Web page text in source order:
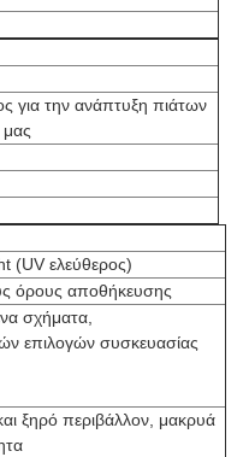
για την ανάπτυξη πιάτων
(UV ελεύθερος)
όρους αποθήκευσης
σχήματα,
επιλογών συσκευασίας
ξηρό περιβάλλον, μακρυά